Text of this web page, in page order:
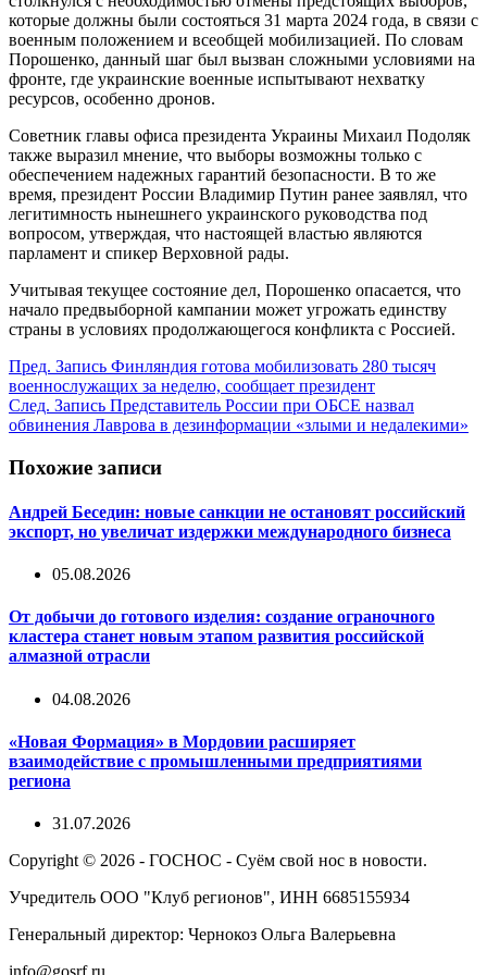
которые должны были состояться 31 марта 2024 года, в связи с
военным положением и всеобщей мобилизацией. По словам
Порошенко, данный шаг был вызван сложными условиями на
фронте, где украинские военные испытывают нехватку
ресурсов, особенно дронов.
Советник главы офиса президента Украины Михаил Подоляк
также выразил мнение, что выборы возможны только с
обеспечением надежных гарантий безопасности. В то же
время, президент России Владимир Путин ранее заявлял, что
легитимность нынешнего украинского руководства под
вопросом, утверждая, что настоящей властью являются
парламент и спикер Верховной рады.
Учитывая текущее состояние дел, Порошенко опасается, что
начало предвыборной кампании может угрожать единству
страны в условиях продолжающегося конфликта с Россией.
Пред. Запись Финляндия готова мобилизовать 280 тысяч
военнослужащих за неделю, сообщает президент
След. Запись Представитель России при ОБСЕ назвал
обвинения Лаврова в дезинформации «злыми и недалекими»
Похожие записи
Андрей Беседин: новые санкции не остановят российский
экспорт, но увеличат издержки международного бизнеса
05.08.2026
От добычи до готового изделия: создание ограночного
кластера станет новым этапом развития российской
алмазной отрасли
04.08.2026
«Новая Формация» в Мордовии расширяет
взаимодействие с промышленными предприятиями
региона
31.07.2026
Copyright © 2026 - ГОСНОС - Суём свой нос в новости.
Учредитель ООО "Клуб регионов", ИНН 6685155934
Генеральный директор: Чернокоз Ольга Валерьевна